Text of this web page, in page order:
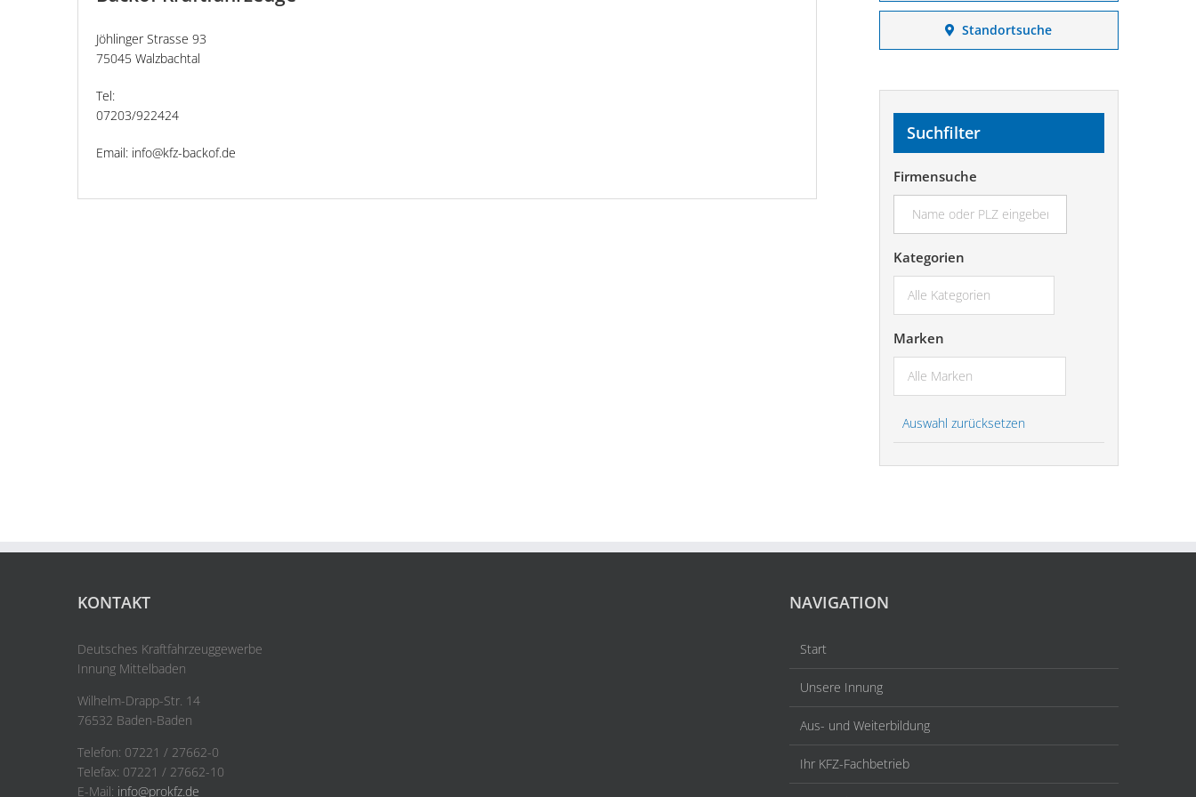
Jöhlinger Strasse 93
75045 Walzbachtal
Tel:
07203/922424
Email: info@kfz-backof.de
Standortsuche
Suchfilter
Firmensuche
Kategorien
Marken
Auswahl zurücksetzen
KONTAKT
Deutsches Kraftfahrzeuggewerbe
Innung Mittelbaden
Wilhelm-Drapp-Str. 14
76532 Baden-Baden
Telefon: 07221 / 27662-0
Telefax: 07221 / 27662-10
E-Mail: info@prokfz.de
NAVIGATION
Start
Unsere Innung
Aus- und Weiterbildung
Ihr KFZ-Fachbetrieb